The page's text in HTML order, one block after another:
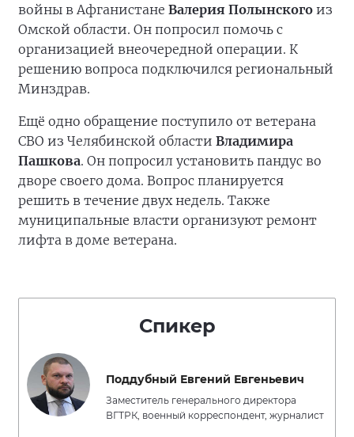
войны в Афганистане Валерия Полынского из
Омской области. Он попросил помочь с
организацией внеочередной операции. К
решению вопроса подключился региональный
Минздрав.
Ещё одно обращение поступило от ветерана
СВО из Челябинской области Владимира
Пашкова. Он попросил установить пандус во
дворе своего дома. Вопрос планируется
решить в течение двух недель. Также
муниципальные власти организуют ремонт
лифта в доме ветерана.
Спикер
Поддубный Евгений Евгеньевич
Заместитель генерального директора
ВГТРК, военный корреспондент, журналист